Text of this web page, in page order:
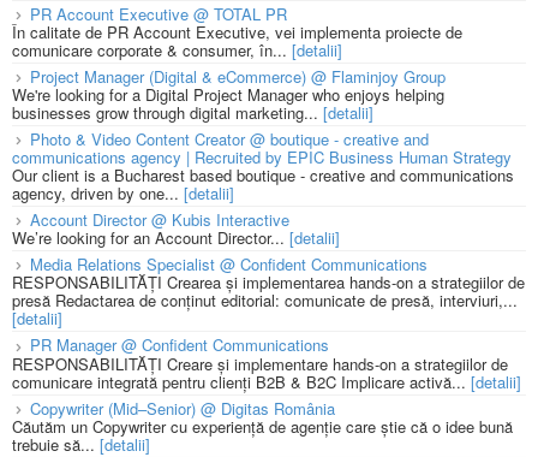
PR Account Executive @ TOTAL PR
În calitate de PR Account Executive, vei implementa proiecte de
comunicare corporate & consumer, în... [detalii]
Project Manager (Digital & eCommerce) @ Flaminjoy Group
We're looking for a Digital Project Manager who enjoys helping
businesses grow through digital marketing... [detalii]
Photo & Video Content Creator @ boutique - creative and
communications agency | Recruited by EPIC Business Human Strategy
Our client is a Bucharest based boutique - creative and communications
agency, driven by one... [detalii]
Account Director @ Kubis Interactive
We’re looking for an Account Director... [detalii]
Media Relations Specialist @ Confident Communications
RESPONSABILITĂȚI Crearea și implementarea hands-on a strategiilor de
presă Redactarea de conținut editorial: comunicate de presă, interviuri,...
[detalii]
PR Manager @ Confident Communications
RESPONSABILITĂȚI Creare și implementare hands-on a strategiilor de
comunicare integrată pentru clienți B2B & B2C Implicare activă... [detalii]
Copywriter (Mid–Senior) @ Digitas România
Căutăm un Copywriter cu experiență de agenție care știe că o idee bună
trebuie să... [detalii]